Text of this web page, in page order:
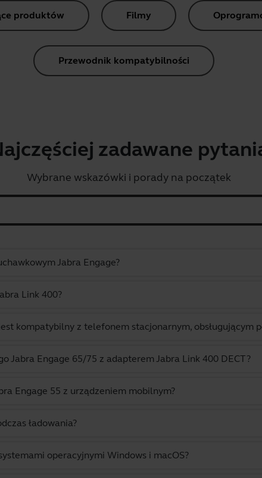
produktów Filmy
Przewodnik kompatybilności
zadawane
Wybrane wskazówki i porady na początek
Jabra Engage?
Link 400?
kompatybilny z telefonem stacjonarnym, obsługującym
Jabra Engage 65/75 z adapterem Jabra Link 400 DECT?
Engage 55 z urządzeniem mobilnym?
ładowania?
operacyjnymi Windows i macOS?